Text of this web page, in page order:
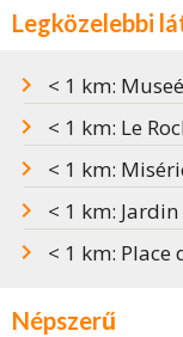
Legközelebbi
< 1 km:
< 1 km: Le
< 1 km:
< 1 km:
< 1 km: Place
Népszerű